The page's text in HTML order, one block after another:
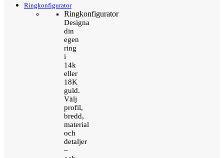
Ringkonfigurator
Ringkonfigurator
Designa
din
egen
ring
i
14k
eller
18K
guld.
Välj
profil,
bredd,
material
och
detaljer
–